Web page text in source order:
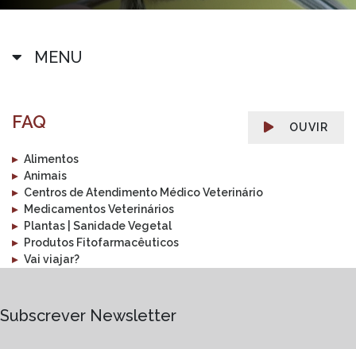
MENU
OUVIR
FAQ
▸ Alimentos
▸ Animais
▸ Centros de Atendimento Médico Veterinário
▸
Medicamentos Veterinários
▸
Plantas | Sanidade Vegetal
▸
Produtos Fitofarmacêuticos
▸ Vai viajar?
Subscrever Newsletter